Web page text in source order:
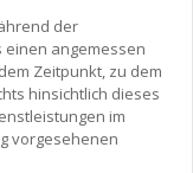
der
angemessen
Zeitpunkt, zu dem
hinsichtlich dieses
im
vorgesehenen